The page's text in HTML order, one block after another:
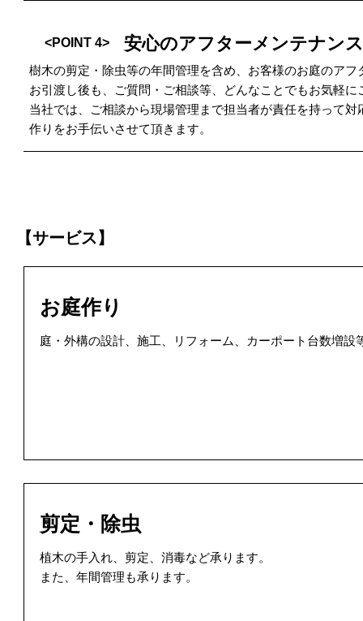
<POINT 4> 安心のアフターメンテナンス
樹木の剪定・除虫等の年間管理を含め、お客様のお庭のア
お引渡し後も、ご質問・ご相談等、どんなことでもお気軽に
当社では、ご相談から現場管理まで担当者が責任を持って
作りをお手伝いさせて頂きます。
【サービス】
お庭作り
庭・外構の設計、施工、リフォーム、カーポート台数増設
剪定・除虫
植木の手入れ、剪定、消毒など承ります。
また、年間管理も承ります。